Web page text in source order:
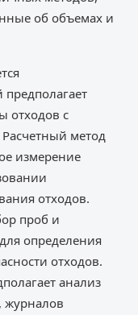
об объемах и
отходов с
метод
измерение
отходов.
проб и
определения
отходов.
анализ
журналов